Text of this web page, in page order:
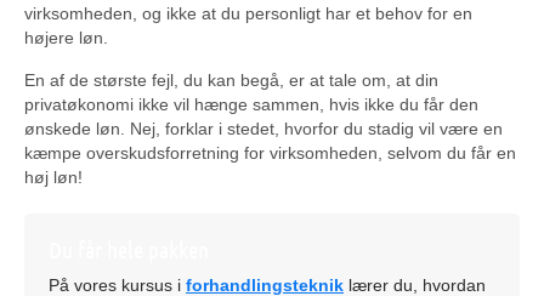
virksomheden, og ikke at du personligt har et behov for en
højere løn.
En af de største fejl, du kan begå, er at tale om, at din
privatøkonomi ikke vil hænge sammen, hvis ikke du får den
ønskede løn. Nej, forklar i stedet, hvorfor du stadig vil være en
kæmpe overskudsforretning for virksomheden, selvom du får en
høj løn!
På vores kursus i forhandlingsteknik lærer du, hvordan